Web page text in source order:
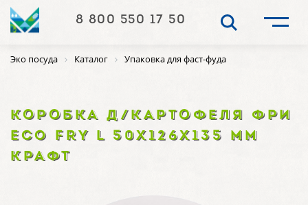
8 800 550 17 50
Эко посуда Каталог Упаковка для фаст-фуда
КОРОБКА Д/КАРТОФЕЛЯ ФРИ
ECO FRY L 50Х126Х135 ММ
КРАФТ